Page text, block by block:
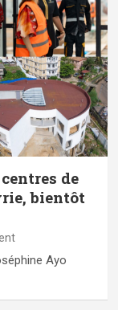
de
bientôt
Ayo